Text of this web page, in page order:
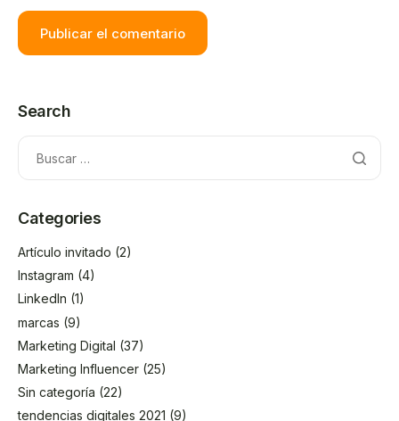
Search
Categories
Artículo invitado (2)
Instagram (4)
LinkedIn (1)
marcas (9)
Marketing Digital (37)
Marketing Influencer (25)
Sin categoría (22)
tendencias digitales 2021 (9)